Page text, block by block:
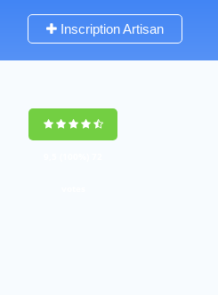
Inscription Artisan